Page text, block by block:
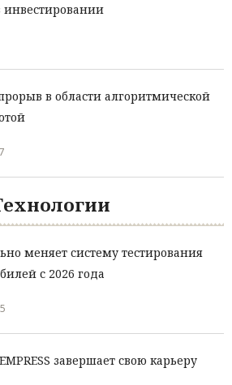
инвестировании
в области алгоритмической
меняет систему тестирования
с 2026 года
завершает свою карьеру